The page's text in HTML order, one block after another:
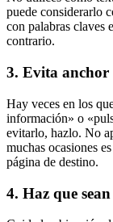
puede considerarlo
con palabras claves
contrario.
3. Evita anchor
Hay veces en los
información» o
evitarlo, hazlo. No
muchas ocasiones
página de destino.
4. Haz que